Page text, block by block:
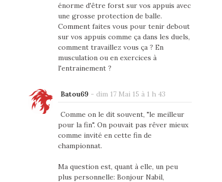
énorme d'être forst sur vos appuis avec
une grosse protection de balle.
Comment faites vous pour tenir debout
sur vos appuis comme ça dans les duels,
comment travaillez vous ça ? En
musculation ou en exercices à
l'entrainement ?
Batou69 - dim 17 Mai 15 à 1 h 43
Comme on le dit souvent, "le meilleur
pour la fin". On pouvait pas rêver mieux
comme invité en cette fin de
championnat.
Ma question est, quant à elle, un peu
plus personnelle: Bonjour Nabil,